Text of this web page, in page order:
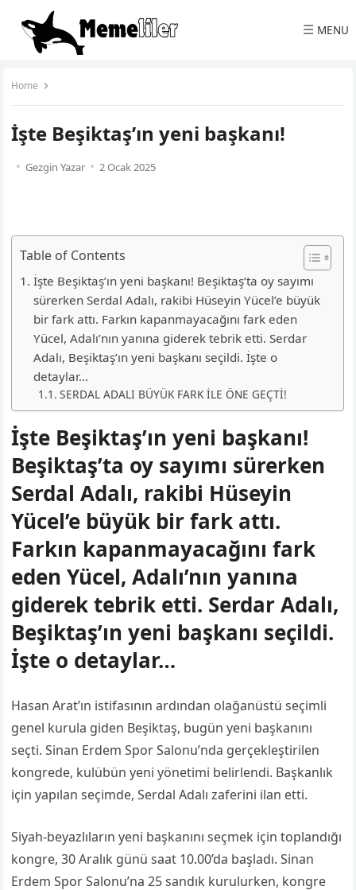
☰ MENU
Home
İşte Beşiktaş’ın yeni başkanı!
Gezgin Yazar 2 Ocak 2025
Table of Contents
İşte Beşiktaş’ın yeni başkanı! Beşiktaş’ta oy sayımı
sürerken Serdal Adalı, rakibi Hüseyin Yücel’e büyük
bir fark attı. Farkın kapanmayacağını fark eden
Yücel, Adalı’nın yanına giderek tebrik etti. Serdar
Adalı, Beşiktaş’ın yeni başkanı seçildi. İşte o
detaylar…
SERDAL ADALI BÜYÜK FARK İLE ÖNE GEÇTİ!
İşte Beşiktaş’ın yeni başkanı!
Beşiktaş’ta oy sayımı sürerken
Serdal Adalı, rakibi Hüseyin
Yücel’e büyük bir fark attı.
Farkın kapanmayacağını fark
eden Yücel, Adalı’nın yanına
giderek tebrik etti. Serdar Adalı,
Beşiktaş’ın yeni başkanı seçildi.
İşte o detaylar…
Hasan Arat’ın istifasının ardından olağanüstü seçimli
genel kurula giden Beşiktaş, bugün yeni başkanını
seçti. Sinan Erdem Spor Salonu’nda gerçekleştirilen
kongrede, kulübün yeni yönetimi belirlendi. Başkanlık
için yapılan seçimde, Serdal Adalı zaferini ilan etti.
Siyah-beyazlıların yeni başkanını seçmek için toplandığı
kongre, 30 Aralık günü saat 10.00’da başladı. Sinan
Erdem Spor Salonu’na 25 sandık kurulurken, kongre